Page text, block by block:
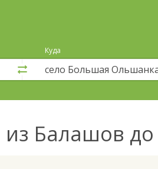
Куда
из Балашов